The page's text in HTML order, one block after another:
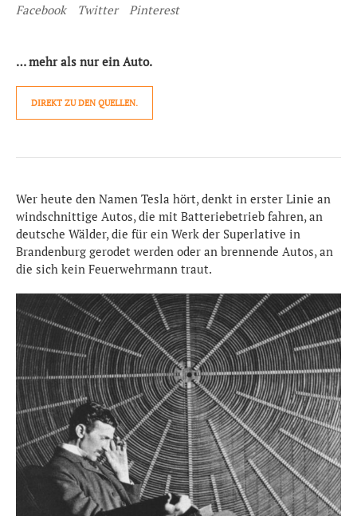
Facebook Twitter Pinterest
… mehr als nur ein Auto.
DIREKT ZU DEN QUELLEN.
Wer heute den Namen Tesla hört, denkt in erster Linie an
windschnittige Autos, die mit Batteriebetrieb fahren, an
deutsche Wälder, die für ein Werk der Superlative in
Brandenburg gerodet werden oder an brennende Autos, an
die sich kein Feuerwehrmann traut.